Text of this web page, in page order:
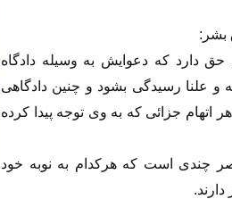
دارد که دعوایش به وسیله دادگاه
علنا رسیدگی بشود و چنین دادگاهی
اتهام جزائی که به وی توجه پیدا کرده
چندی است که هرکدام به نوبه خود